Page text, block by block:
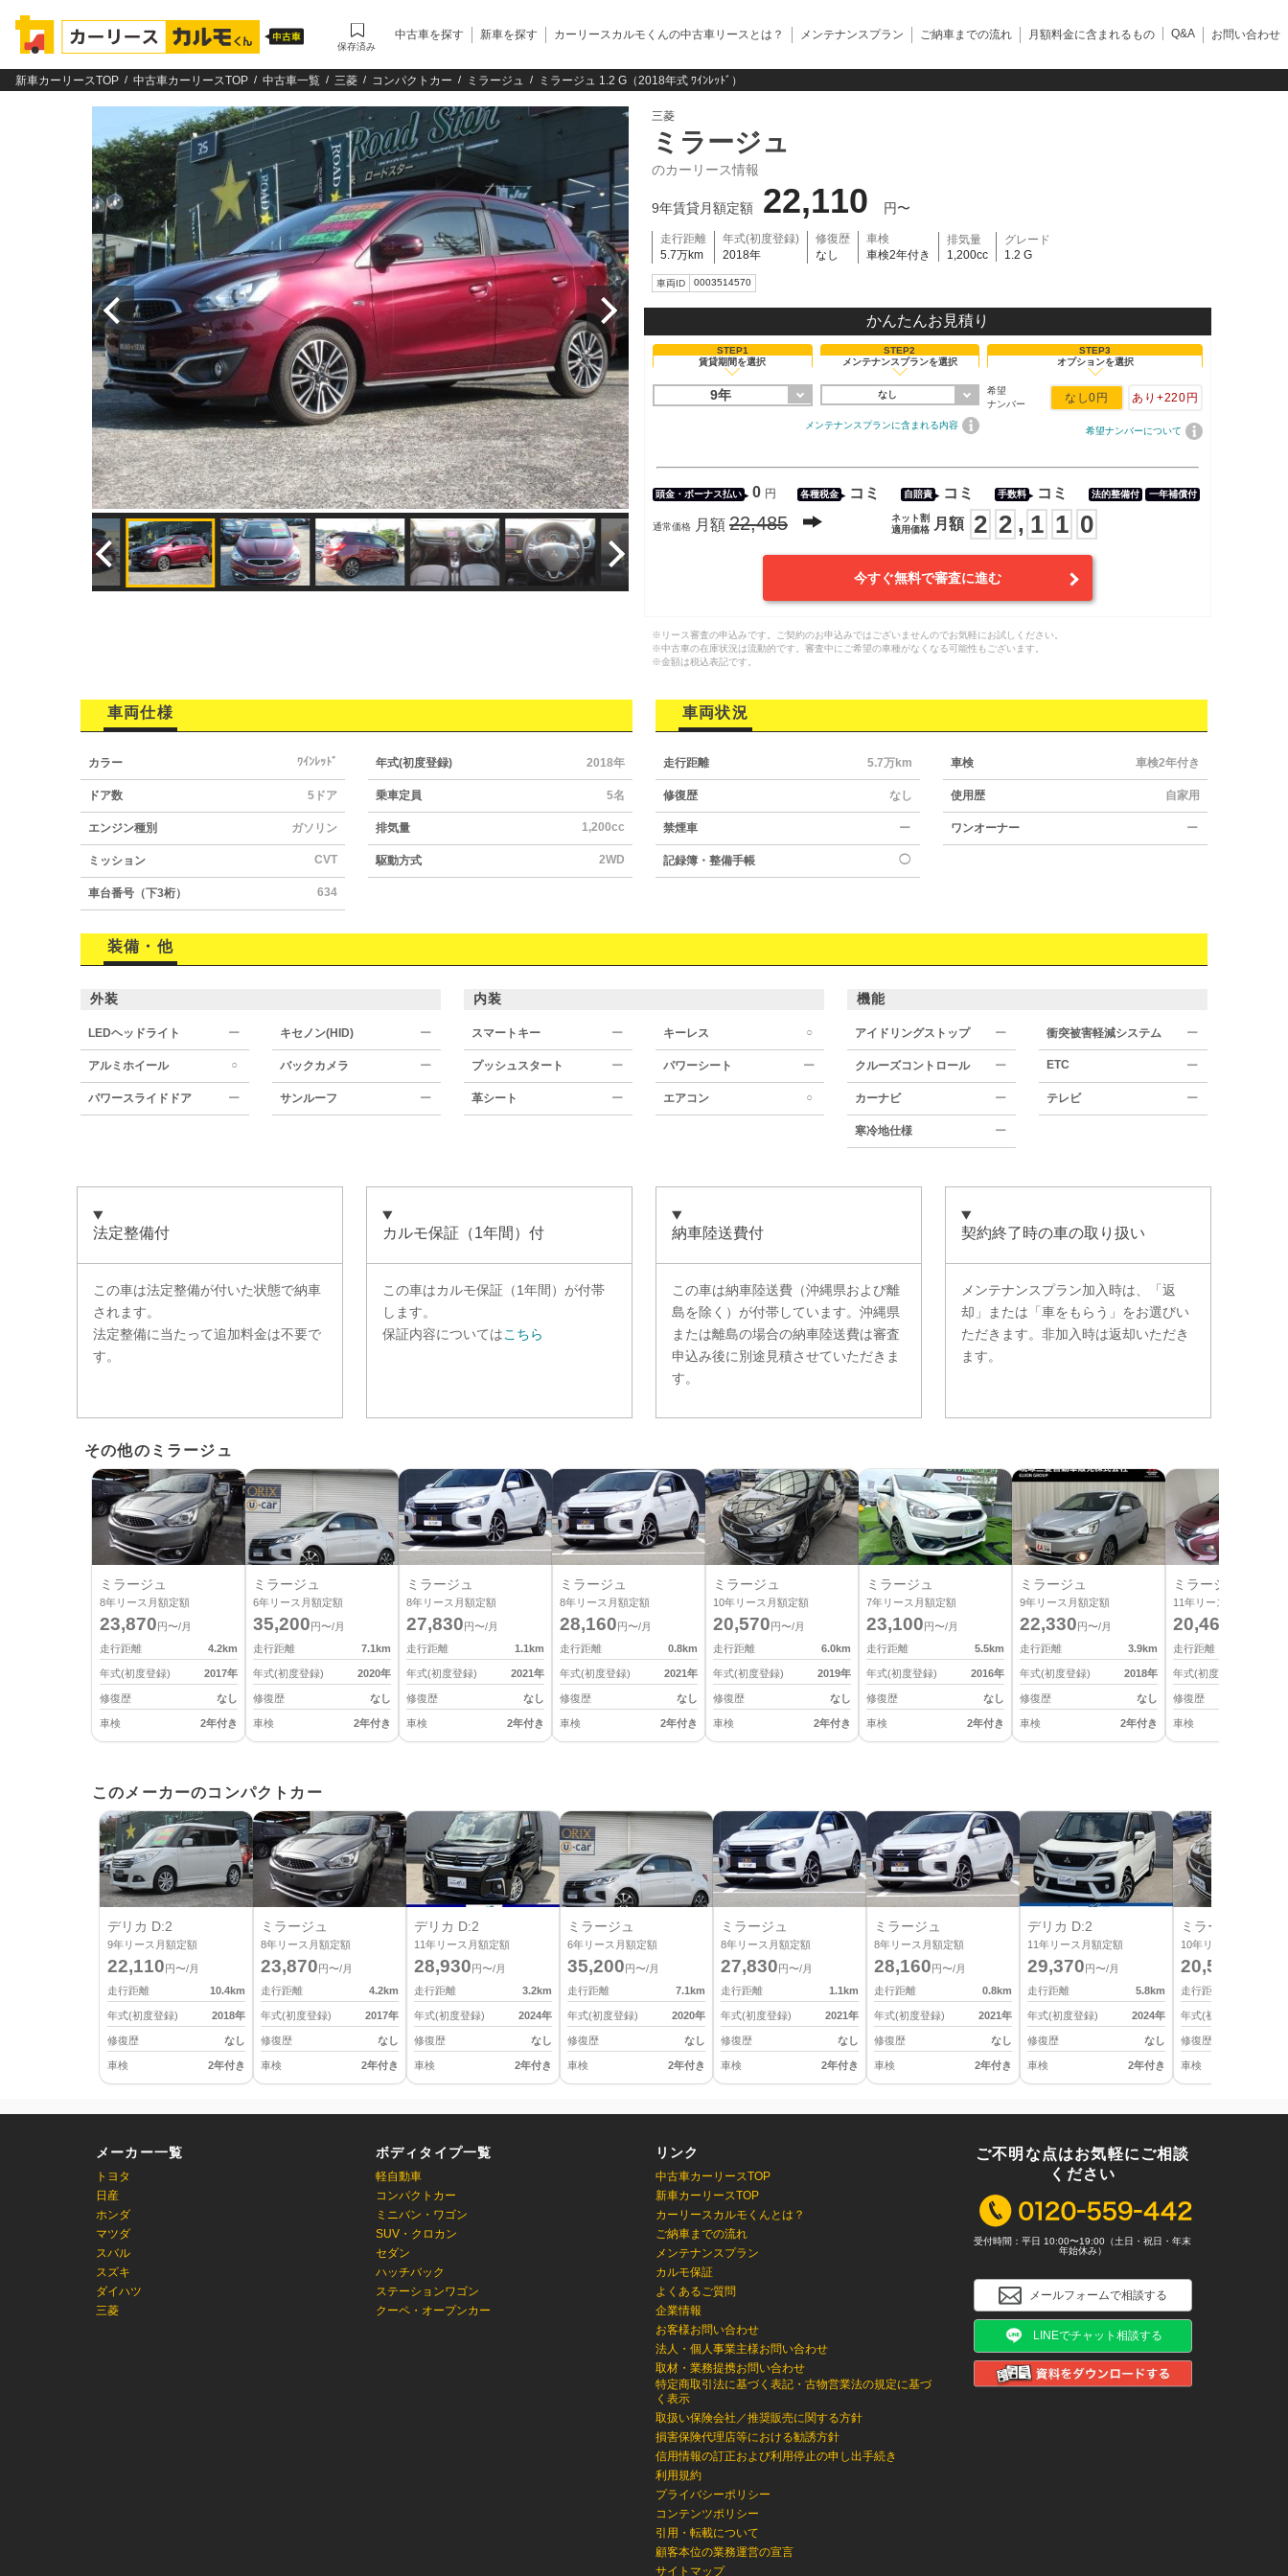
保存済み
中古車を探す 新車を探す カーリースカルモくんの中古車リースとは？ メンテナンスプラン ご納車までの流れ 月額料金に含まれるもの Q&A お問い合わせ
新車カーリースTOP 中古車カーリースTOP 中古車一覧 三菱 コンパクトカー ミラージュ ミラージュ 1.2 G（2018年式 ﾜｲﾝﾚｯﾄﾞ）
三菱
ミラージュ
のカーリース情報
9年賃貸月額定額 22,110 円〜
走行距離
5.7万km
年式(初度登録)
2018年
修復歴
なし
車検
車検2年付き
排気量
1,200cc
グレード
1.2 G
車両ID 0003514570
かんたんお見積り
STEP1
賃貸期間を選択
9年
STEP2
メンテナンスプランを選択
なし
メンテナンスプランに含まれる内容
STEP3
オプションを選択
希望
ナンバー
なし0円 あり +220円
希望ナンバーについて
頭金・ボーナス払い 0 円 各種税金 コミ 自賠責 コミ 手数料 コミ 法的整備付 一年補償付
通常価格 月額 22,485
ネット割
適用価格
月額 2 2 , 1 1 0
今すぐ無料で審査に進む
※リース審査の申込みです。ご契約のお申込みではございませんのでお気軽にお試しください。
※中古車の在庫状況は流動的です。審査中にご希望の車種がなくなる可能性もございます。
※金額は税込表記です。
車両仕様
カラー ﾜｲﾝﾚｯﾄﾞ 年式(初度登録) 2018年
ドア数 5ドア 乗車定員 5名
エンジン種別 ガソリン 排気量 1,200cc
ミッション CVT 駆動方式 2WD
車台番号（下3桁） 634
車両状況
走行距離 5.7万km 車検 車検2年付き
修復歴 なし 使用歴 自家用
禁煙車 ー ワンオーナー ー
記録簿・整備手帳 ◯
装備・他
外装
LEDヘッドライト ー キセノン(HID) ー
アルミホイール ○ バックカメラ ー
パワースライドドア ー サンルーフ ー
内装
スマートキー ー キーレス ○
プッシュスタート ー パワーシート ー
革シート ー エアコン ○
機能
アイドリングストップ ー 衝突被害軽減システム ー
クルーズコントロール ー ETC ー
カーナビ ー テレビ ー
寒冷地仕様 ー
法定整備付
この車は法定整備が付いた状態で納車
されます。
法定整備に当たって追加料金は不要で
す。
カルモ保証（1年間）付
この車はカルモ保証（1年間） が付帯
します。
保証内容についてはこちら
納車陸送費付
この車は納車陸送費（沖縄県および離
島を除く）が付帯しています。沖縄県
または離島の場合の納車陸送費は審査
申込み後に別途見積させていただきま
す。
契約終了時の車の取り扱い
メンテナンスプラン加入時は、「返
却」または「車をもらう」をお選びい
ただきます。非加入時は返却いただき
ます。
その他のミラージュ
ミラージュ
8年リース月額定額
23,870 円〜/月
走行距離
4.2km
年式(初度登録) 2017年
修復歴 なし
車検 2年付き
ミラージュ
6年リース月額定額
35,200 円〜/月
走行距離
7.1km
年式(初度登録) 2020年
修復歴 なし
車検 2年付き
ミラージュ
8年リース月額定額
27,830 円〜/月
走行距離
1.1km
年式(初度登録) 2021年
修復歴 なし
車検 2年付き
ミラージュ
8年リース月額定額
28,160 円〜/月
走行距離
0.8km
年式(初度登録) 2021年
修復歴 なし
車検 2年付き
ミラージュ
10年リース月額定額
20,570 円〜/月
走行距離
6.0km
年式(初度登録) 2019年
修復歴 なし
車検 2年付き
ミラージュ
7年リース月額定額
23,100 円〜/月
走行距離
5.5km
年式(初度登録) 2016年
修復歴 なし
車検 2年付き
ミラージュ
9年リース月額定額
22,330 円〜/月
走行距離
3.9km
年式(初度登録) 2018年
修復歴 なし
車検 2年付き
ミラージュ
11年リース月額定額
20,460
走行距離
年式(初度登録)
修復歴
車検
このメーカーのコンパクトカー
デリカ D:2
9年リース月額定額
22,110 円〜/月
走行距離
10.4km
年式(初度登録) 2018年
修復歴 なし
車検 2年付き
ミラージュ
8年リース月額定額
23,870 円〜/月
走行距離
4.2km
年式(初度登録) 2017年
修復歴 なし
車検 2年付き
デリカ D:2
11年リース月額定額
28,930 円〜/月
走行距離
3.2km
年式(初度登録) 2024年
修復歴 なし
車検 2年付き
ミラージュ
6年リース月額定額
35,200 円〜/月
走行距離
7.1km
年式(初度登録) 2020年
修復歴 なし
車検 2年付き
ミラージュ
8年リース月額定額
27,830 円〜/月
走行距離
1.1km
年式(初度登録) 2021年
修復歴 なし
車検 2年付き
ミラージュ
8年リース月額定額
28,160 円〜/月
走行距離
0.8km
年式(初度登録) 2021年
修復歴 なし
車検 2年付き
デリカ D:2
11年リース月額定額
29,370 円〜/月
走行距離
5.8km
年式(初度登録) 2024年
修復歴 なし
車検 2年付き
ミラージュ
10年リース月額定額
20,570
走行距離
年式(初度登録)
修復歴
車検
メーカー一覧
トヨタ
日産
ホンダ
マツダ
スバル
スズキ
ダイハツ
三菱
ボディタイプ一覧
軽自動車
コンパクトカー
ミニバン・ワゴン
SUV・クロカン
セダン
ハッチバック
ステーションワゴン
クーペ・オープンカー
リンク
中古車カーリースTOP
新車カーリースTOP
カーリースカルモくんとは？
ご納車までの流れ
メンテナンスプラン
カルモ保証
よくあるご質問
企業情報
お客様お問い合わせ
法人・個人事業主様お問い合わせ
取材・業務提携お問い合わせ
特定商取引法に基づく表記・古物営業法の規定に基づ
く表示
取扱い保険会社／推奨販売に関する方針
損害保険代理店等における勧誘方針
信用情報の訂正および利用停止の申し出手続き
利用規約
プライバシーポリシー
コンテンツポリシー
引用・転載について
顧客本位の業務運営の宣言
サイトマップ
ご不明な点はお気軽にご相談
ください
受付時間：平日 10:00〜19:00（土日・祝日・年末
年始休み）
メールフォームで相談する
LINEでチャット相談する